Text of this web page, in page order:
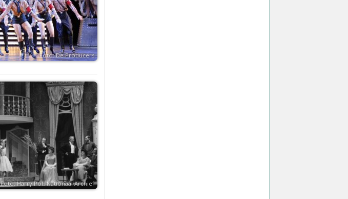
Foto: De Producers
Foto: Harry Pot, Nationaal Archief